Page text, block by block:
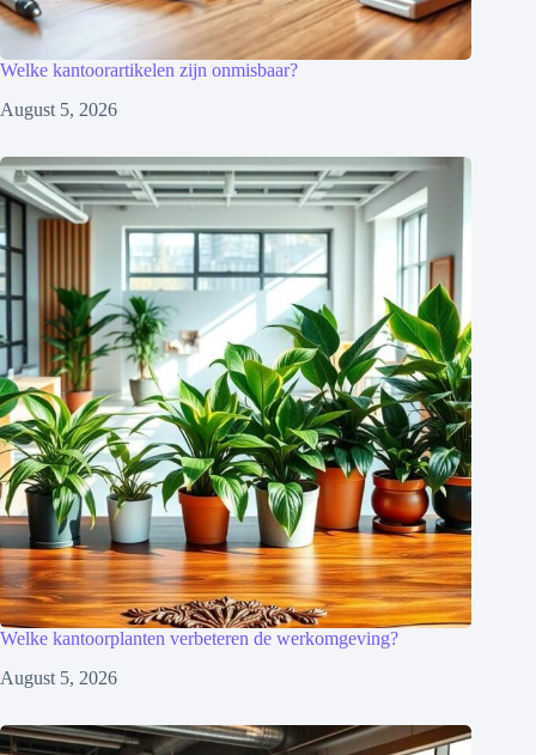
Welke kantoorartikelen zijn onmisbaar?
August 5, 2026
Welke kantoorplanten verbeteren de werkomgeving?
August 5, 2026